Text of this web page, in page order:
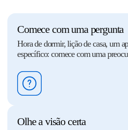
Comece com uma pergunta
Hora de dormir, lição de casa, um
específico: comece com uma
Olhe a visão certa